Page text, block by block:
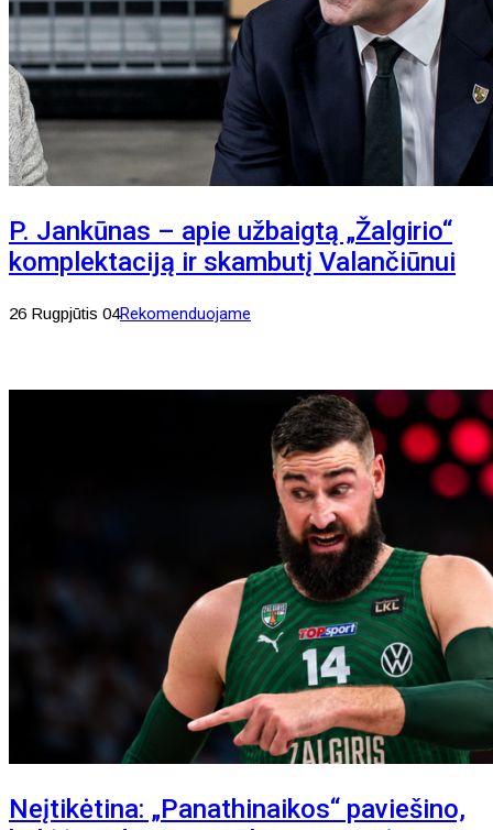
P. Jankūnas – apie užbaigtą „Žalgirio“
komplektaciją ir skambutį Valančiūnui
26 Rugpjūtis 04Rekomenduojame
Neįtikėtina: „Panathinaikos“ paviešino,